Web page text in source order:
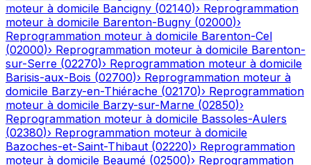
moteur à domicile Bancigny (02140)› Reprogrammation
moteur à domicile Barenton-Bugny (02000)›
Reprogrammation moteur à domicile Barenton-Cel
(02000)› Reprogrammation moteur à domicile Barenton-
sur-Serre (02270)› Reprogrammation moteur à domicile
Barisis-aux-Bois (02700)› Reprogrammation moteur à
domicile Barzy-en-Thiérache (02170)› Reprogrammation
moteur à domicile Barzy-sur-Marne (02850)›
Reprogrammation moteur à domicile Bassoles-Aulers
(02380)› Reprogrammation moteur à domicile
Bazoches-et-Saint-Thibaut (02220)› Reprogrammation
moteur à domicile Beaumé (02500)› Reprogrammation